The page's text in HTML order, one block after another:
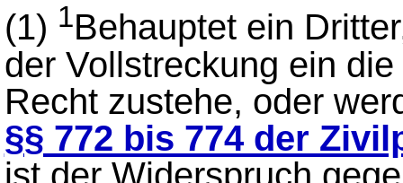
(1) 1Behauptet ein
der Vollstreckung ein
Recht zustehe, oder
§§ 772 bis 774 der